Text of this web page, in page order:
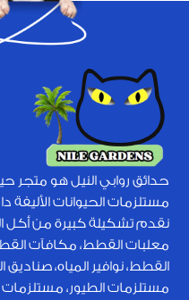
حدائق روابي النيل هو متجر
مستلزمات الحيوانات الأليفة
نقدم تشكيلة كبيرة من أكل
معلبات القطط، مكافآت
القطط، نوافير المياه،
مستلزمات الطيور،